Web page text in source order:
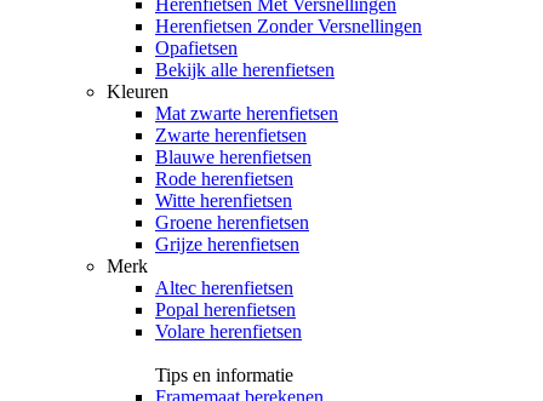
Herenfietsen Met Versnellingen
Herenfietsen Zonder Versnellingen
Opafietsen
Bekijk alle herenfietsen
Kleuren
Mat zwarte herenfietsen
Zwarte herenfietsen
Blauwe herenfietsen
Rode herenfietsen
Witte herenfietsen
Groene herenfietsen
Grijze herenfietsen
Merk
Altec herenfietsen
Popal herenfietsen
Volare herenfietsen
Tips en informatie
Framemaat berekenen